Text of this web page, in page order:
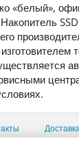
«белый»,